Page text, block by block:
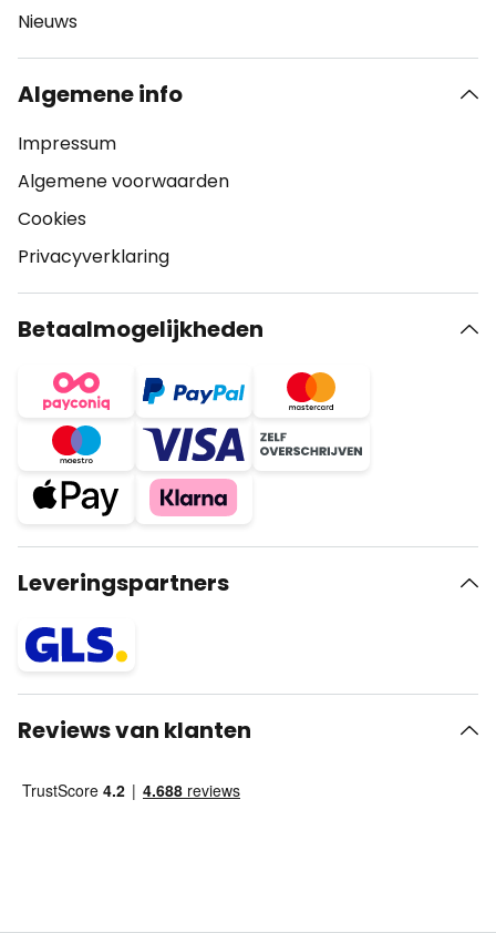
Nieuws
Algemene info
Impressum
Algemene voorwaarden
Cookies
Privacyverklaring
Betaalmogelijkheden
Leveringspartners
Reviews van klanten